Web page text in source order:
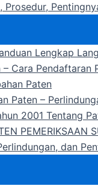
Prosedur,
Lengkap
– Cara
Paten
Paten –
2001 Tentang
PEMERIKSAAN
dan